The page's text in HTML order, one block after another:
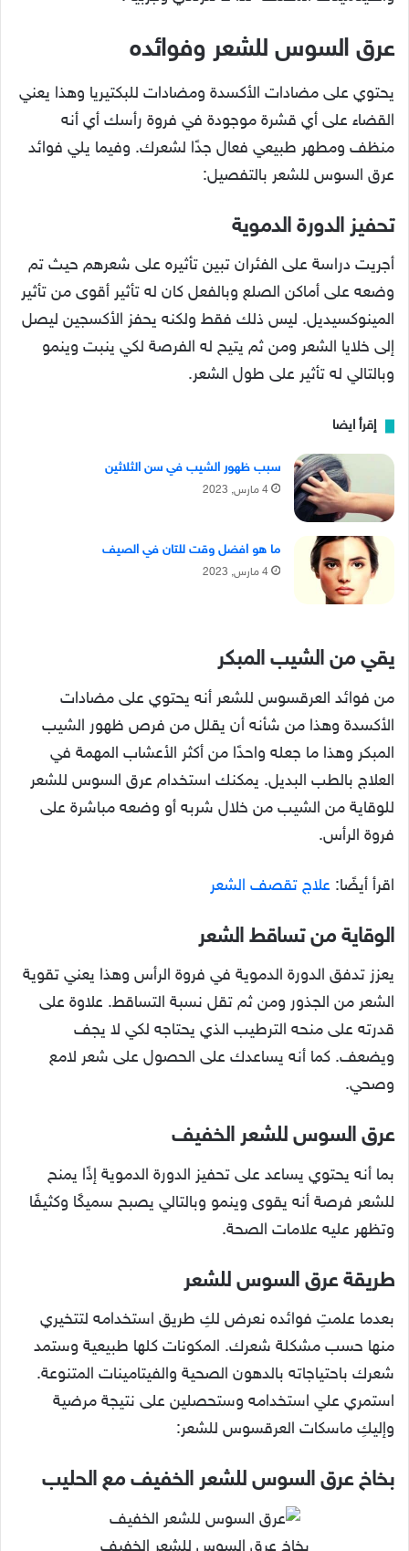
عرق السوس للشعر وفوائده
يحتوي على مضادات الأكسدة ومضادات للبكتيريا وهذا يعني
القضاء على أي قشرة موجودة في فروة رأسك أي أنه
منظف ومطهر طبيعي فعال جدًا لشعرك. وفيما يلي فوائد
عرق السوس للشعر بالتفصيل:
تحفيز الدورة الدموية
أجريت دراسة على الفئران تبين تأثيره على شعرهم حيث تم
وضعه على أماكن الصلع وبالفعل كان له تأثير أقوى من تأثير
المينوكسيديل. ليس ذلك فقط ولكنه يحفز الأكسجين ليصل
إلى خلايا الشعر ومن ثم يتيح له الفرصة لكي ينبت وينمو
وبالتالي له تأثير على طول الشعر.
إقرأ ايضا
سبب ظهور الشيب في سن الثلاثين
4 مارس, 2023
ما هو افضل وقت للتان في الصيف
4 مارس, 2023
يقي من الشيب المبكر
من فوائد العرقسوس للشعر أنه يحتوي على مضادات
الأكسدة وهذا من شأنه أن يقلل من فرص ظهور الشيب
المبكر وهذا ما جعله واحدًا من أكثر الأعشاب المهمة في
العلاج بالطب البديل. يمكنك استخدام عرق السوس للشعر
للوقاية من الشيب من خلال شربه أو وضعه مباشرة على
فروة الرأس.
اقرأ أيضًا: علاج تقصف الشعر
الوقاية من تساقط الشعر
يعزز تدفق الدورة الدموية في فروة الرأس وهذا يعني تقوية
الشعر من الجذور ومن ثم تقل نسبة التساقط. علاوة على
قدرته على منحه الترطيب الذي يحتاجه لكي لا يجف
ويضعف. كما أنه يساعدك على الحصول على شعر لامع
وصحي.
عرق السوس للشعر الخفيف
بما أنه يحتوي يساعد على تحفيز الدورة الدموية إذًا يمنح
للشعر فرصة أنه يقوى وينمو وبالتالي يصبح سميكًا وكثيفًا
وتظهر عليه علامات الصحة.
طريقة عرق السوس للشعر
بعدما علمتِ فوائده نعرض لكِ طريق استخدامه لتتخيري
منها حسب مشكلة شعرك. المكونات كلها طبيعية وستمد
شعرك باحتياجاته بالدهون الصحية والفيتامينات المتنوعة.
استمري علي استخدامه وستحصلين على نتيجة مرضية
وإليكِ ماسكات العرقسوس للشعر:
بخاخ عرق السوس للشعر الخفيف مع الحليب